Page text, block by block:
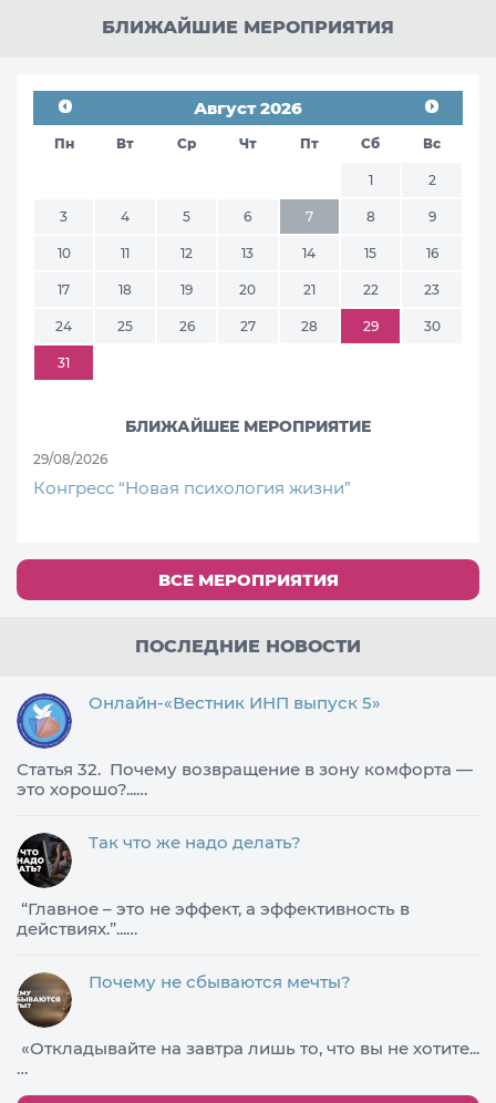
БЛИЖАЙШИЕ МЕРОПРИЯТИЯ
Август 2026
Пн Вт Ср Чт Пт Сб Вс
1 2
3 4 5 6 7 8 9
10 11 12 13 14 15 16
17 18 19 20 21 22 23
24 25 26 27 28 29 30
31
БЛИЖАЙШЕЕ МЕРОПРИЯТИЕ
29/08/2026
Конгресс “Новая психология жизни”
ВСЕ МЕРОПРИЯТИЯ
ПОСЛЕДНИЕ НОВОСТИ
Онлайн-«Вестник ИНП выпуск 5»
Статья 32. Почему возвращение в зону комфорта —
это хорошо?...…
Так что же надо делать?
​“Главное – это не эффект, а эффективность в
действиях.”...…
Почему не сбываются мечты?
«Откладывайте на завтра лишь то, что вы не хотите...
…